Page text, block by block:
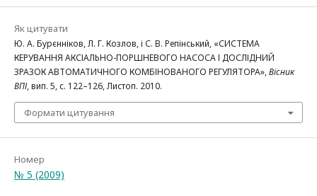
Як цитувати
Ю. А. Бурєнніков, Л. Г. Козлов, і С. В. Репінський, «СИСТЕМА
КЕРУВАННЯ АКСІАЛЬНО-ПОРШНЕВОГО НАСОСА І ДОСЛІДНИЙ
ЗРАЗОК АВТОМАТИЧНОГО КОМБІНОВАНОГО РЕГУЛЯТОРА»,Вісник
ВПІ, вип. 5, с. 122–126, Листоп. 2010.
Формати цитування
Номер
№ 5 (2009)